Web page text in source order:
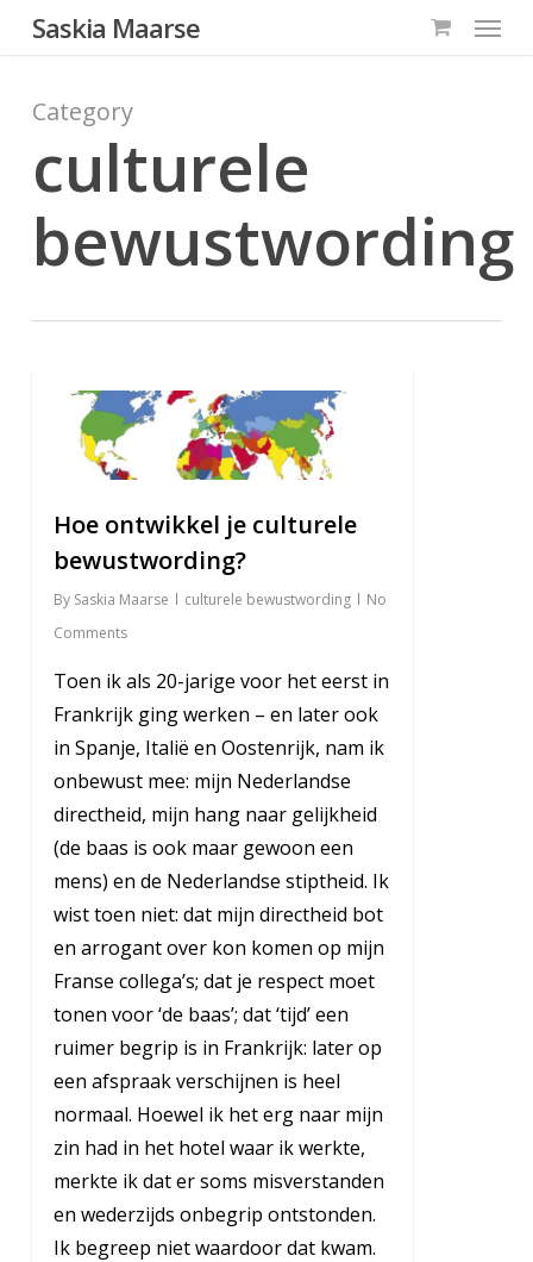
Skip
content
Saskia Maarse Menu
Category
culturele
bewustwording
Hoe ontwikkel je culturele
bewustwording?
By Saskia Maarse culturele bewustwording
No
Comments
Toen ik als 20-jarige voor het eerst in
Frankrijk ging werken – en later ook
in Spanje, Italië en Oostenrijk, nam ik
onbewust mee: mijn Nederlandse
directheid, mijn hang naar gelijkheid
(de baas is ook maar gewoon een
mens) en de Nederlandse stiptheid. Ik
wist toen niet: dat mijn directheid bot
en arrogant over kon komen op mijn
Franse collega’s; dat je respect moet
tonen voor ‘de baas’; dat ‘tijd’ een
ruimer begrip is in Frankrijk: later op
een afspraak verschijnen is heel
normaal. Hoewel ik het erg naar mijn
zin had in het hotel waar ik werkte,
merkte ik dat er soms misverstanden
en wederzijds onbegrip ontstonden.
Ik begreep niet waardoor dat kwam.
0